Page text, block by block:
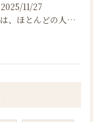
2025/11/27
実は、ほとんどの人は“ダイエットを始める前の段階”で失敗が確...